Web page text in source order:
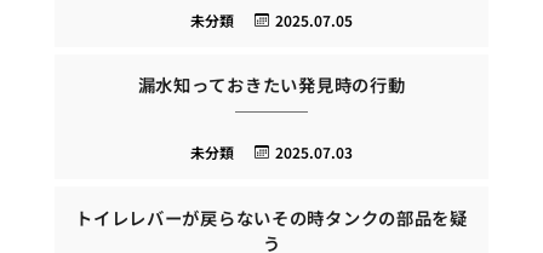
2025.07.05
未分類
漏水知っておきたい発見時の行動
2025.07.03
未分類
トイレレバーが戻らないその時タンクの部品を疑
う